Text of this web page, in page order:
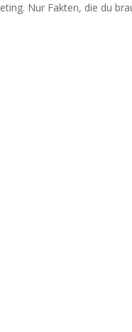
Nur Fakten, die du